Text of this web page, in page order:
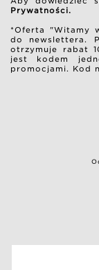
Prywatności.
*Oferta "Witamy
do newslettera.
otrzymuje rabat
jest kodem
promocjami. Kod